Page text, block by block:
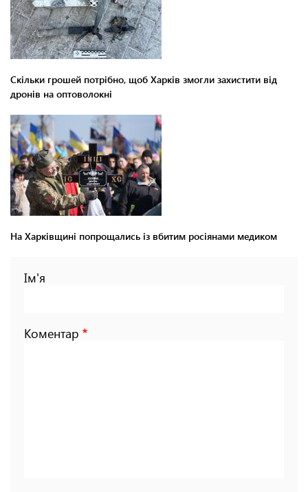
Скільки грошей потрібно, щоб Харків змогли захистити від
дронів на оптоволокні
На Харківщині попрощались із вбитим росіянами медиком
Ім'я
Коментар